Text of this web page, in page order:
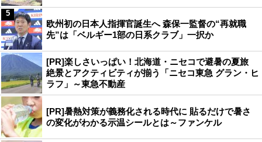
欧州初の日本人指揮官誕生へ 森保一監督の“再就職
先”は「ベルギー1部の日系クラブ」一択か
5
[PR]楽しさいっぱい！北海道・ニセコで避暑の夏旅
絶景とアクティビティが揃う「ニセコ東急 グラン・ヒ
ラフ」～東急不動産
[PR]暑熱対策が義務化される時代に 貼るだけで暑さ
の変化がわかる示温シールとは～ファンケル